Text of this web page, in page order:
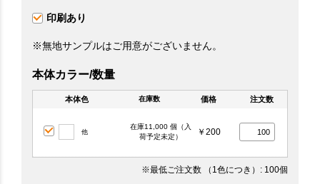
印刷あり
※無地サンプルはご用意がございません。
本体カラー/数量
本体色 在庫数 価格 注文数
他
在庫11,000 個（入
荷予定未定）
￥200
※最低ご注文数 （1色につき） : 100個